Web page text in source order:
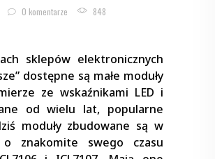
0 komentarze 848
sklepów elektronicznych
dostępne są małe moduły
ze wskaźnikami LED i
od wielu lat, popularne
moduły zbudowane są w
o znakomite swego czasu